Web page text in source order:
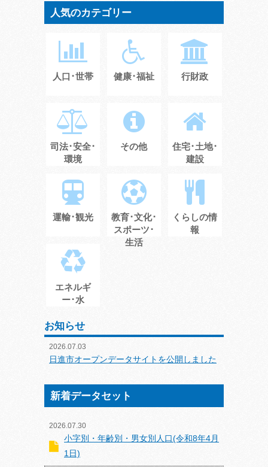
人気のカテゴリー
人口･世帯 健康･福祉 行財政
司法･安全･
環境
その他
住宅･土地･
建設
運輸･観光
教育･文化･
スポーツ･
生活
くらしの情
報
エネルギ
ー･水
お知らせ
2026.07.03
日進市オープンデータサイトを公開しました
新着データセット
2026.07.30
小字別・年齢別・男女別人口(令和8年4月
1日)